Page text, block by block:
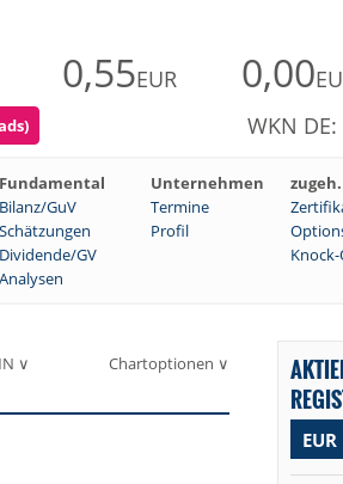
0,55EUR 0,00
WKN
Fundamental Unternehmen
Bilanz/GuV Termine
Schätzungen Profil
Dividende/GV
Analysen
∨ Chartoptionen ∨
EUR